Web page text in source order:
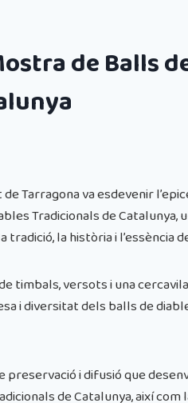
de Balls
Tarragona va esdevenir
Tradicionals de Catalunya,
la història i l’essència
timbals, versots i una
i diversitat dels balls de
preservació i difusió que